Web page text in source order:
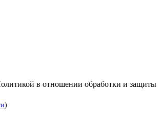
в отношении обработки и защиты
)